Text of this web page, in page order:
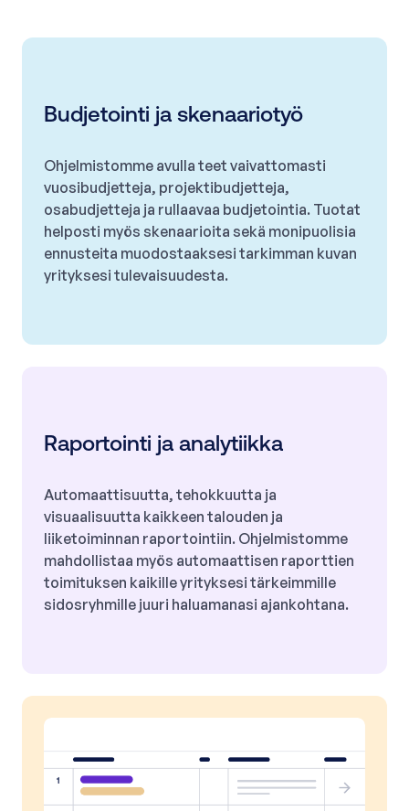
Budjetointi ja skenaariotyö
Ohjelmistomme avulla teet vaivattomasti
vuosibudjetteja, projektibudjetteja,
osabudjetteja ja rullaavaa budjetointia. Tuotat
helposti myös skenaarioita sekä monipuolisia
ennusteita muodostaaksesi tarkimman kuvan
yrityksesi tulevaisuudesta.
Raportointi ja analytiikka
Automaattisuutta, tehokkuutta ja
visuaalisuutta kaikkeen talouden ja
liiketoiminnan raportointiin. Ohjelmistomme
mahdollistaa myös automaattisen raporttien
toimituksen kaikille yrityksesi tärkeimmille
sidosryhmille juuri haluamanasi ajankohtana.